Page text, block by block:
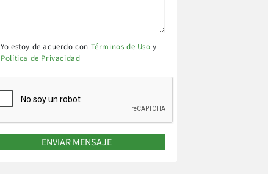
Yo estoy de acuerdo con Términos de Usoy
Política de Privacidad